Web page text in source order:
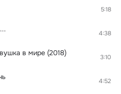
5:18
4:38
в мире (2018) 3:10
4:52